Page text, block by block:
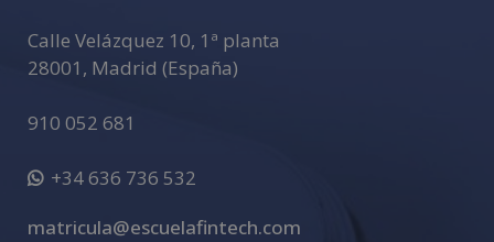
Calle Velázquez 10, 1ª planta
28001 , Madrid (España)
910 052 681
+34 636 736 532
matricula@escuelafintech.com